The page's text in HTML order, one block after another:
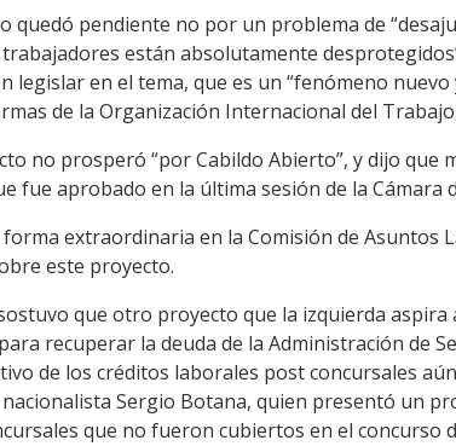
quedó pendiente no por un problema de
están absolutamente
legislar en el tema, que es un “fenómeno
de la Organización Internacional del
no prosperó “por Cabildo Abierto”, y dijo que
fue aprobado en la última sesión de la Cámara
forma extraordinaria en la Comisión de
este proyecto.
que otro proyecto que la izquierda
recuperar la deuda de la Administración de
de los créditos laborales post concursales
Sergio Botana, quien presentó un
que no fueron cubiertos en el concurso